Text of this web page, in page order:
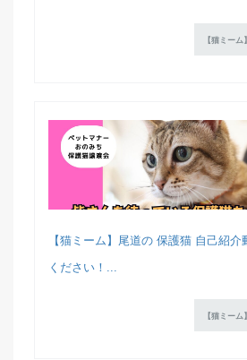
【猫ミー
【猫ミーム】尾道の 保護猫 自己紹
ください！...
【猫ミー